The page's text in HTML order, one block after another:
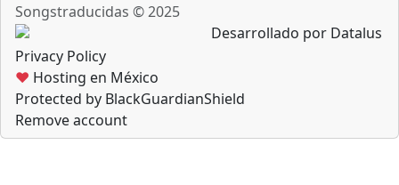
Songstraducidas © 2025
Desarrollado por Datalus
Privacy Policy
♥ Hosting en México
Protected by BlackGuardianShield
Remove account